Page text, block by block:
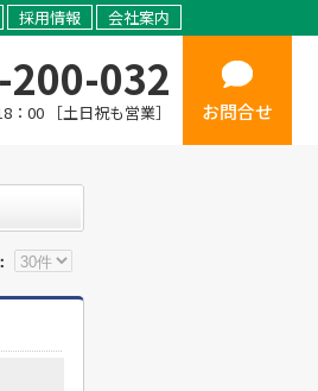
採用情報 会社案内
032
：00 ［土日祝も営業］ お問合せ